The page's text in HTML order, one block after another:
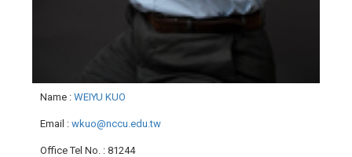
Name : WEIYU KUO
Email : wkuo@nccu.edu.tw
Office Tel No. : 81244